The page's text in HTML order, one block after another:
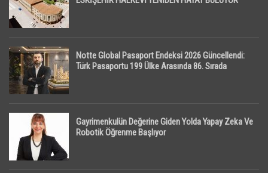
Notte Global Pasaport Endeksi 2026 Güncellendi:
Türk Pasaportu 199 Ülke Arasında 86. Sırada
Gayrimenkulün Değerine Giden Yolda Yapay Zeka Ve
Robotik Öğrenme Başlıyor